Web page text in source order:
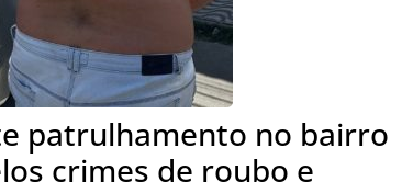
patrulhamento no bairro
crimes de roubo e